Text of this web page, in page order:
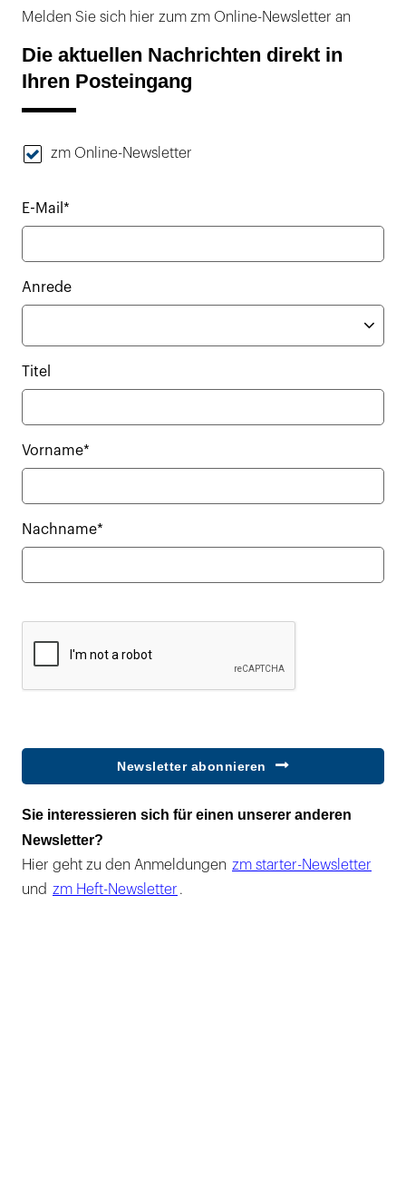
Melden Sie sich hier zum zm Online-Newsletter an
Die aktuellen Nachrichten direkt in
Ihren Posteingang
zm Online-Newsletter
E-Mail*
Anrede
Titel
Vorname*
Nachname*
Newsletter abonnieren
Sie interessieren sich für einen unserer anderen
Newsletter?
Hier geht zu den Anmeldungen zm starter-Newsletter
und zm Heft-Newsletter .